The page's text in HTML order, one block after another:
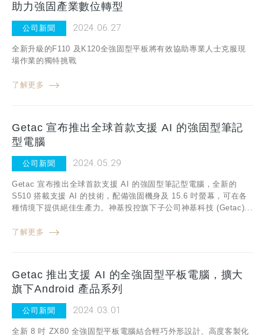
助力強固產業數位轉型
公司新聞 2024.06.27
全新升級的F110 及K120全強固型平板將有效協助專業人士克服現
場作業的獨特挑戰
了解更多
Getac 宣布推出全球首款支援 AI 的強固型筆記
型電腦
公司新聞 2024.05.29
Getac 宣布推出全球首款支援 AI 的強固型筆記型電腦，全新的
S510 搭載支援 AI 的技術，配備強固機身及 15.6 吋螢幕，可在各
種情境下提供絕佳生產力。神基投控旗下子公司神基科技 (Getac)...
了解更多
Getac 推出支援 AI 的全強固型平板電腦，擴大
旗下Android 產品系列
公司新聞 2024.03.01
全新 8 吋 ZX80 全強固型平板電腦結合輕巧外形設計、高度客製化